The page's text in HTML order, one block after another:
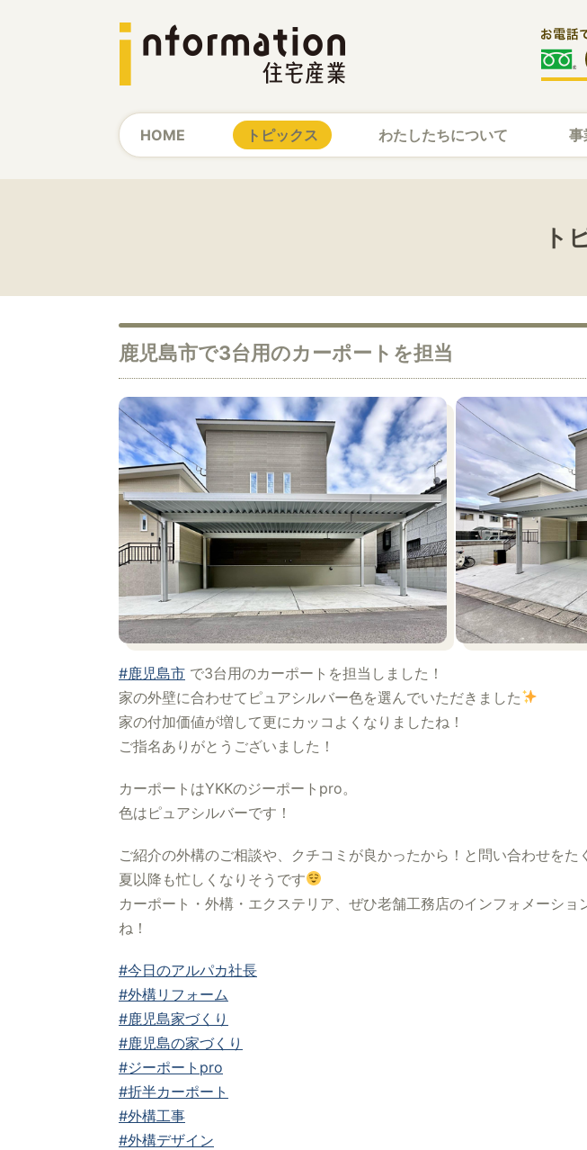
HOME トピックス わたしたちについて 事
ト
鹿児島市で3台用のカーポートを担当
#鹿児島市 で3台用のカーポートを担当しました！
家の外壁に合わせてピュアシルバー色を選んでいただきました
家の付加価値が増して更にカッコよくなりましたね！
ご指名ありがとうございました！
カーポートはYKKのジーポートpro。
色はピュアシルバーです！
ご紹介の外構のご相談や、クチコミが良かったから！と問い合わせをた
夏以降も忙しくなりそうです
カーポート・外構・エクステリア、ぜひ老舗工務店のインフォメーショ
ね！
#今日のアルパカ社長
#外構リフォーム
#鹿児島家づくり
#鹿児島の家づくり
#ジーポートpro
#折半カーポート
#外構工事
#外構デザイン